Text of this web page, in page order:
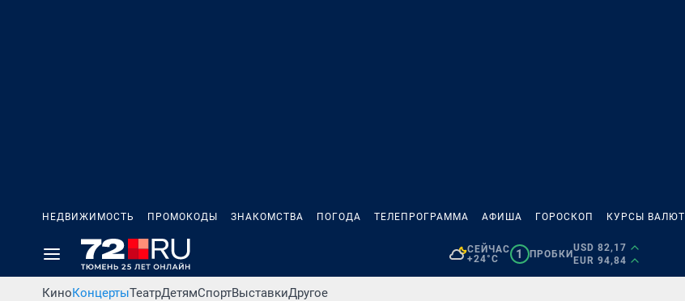
НЕДВИЖИМОСТЬ ПРОМОКОДЫ ЗНАКОМСТВА ПОГОДА ТЕЛЕПРОГРАММА АФИША ГОРОСКОП КУРСЫ ВАЛЮТ
СЕЙЧАС
+24°C
1 ПРОБКИ
USD 82,17
EUR 94,84
КиноКонцертыТеатрДетямСпортВыставкиДругое